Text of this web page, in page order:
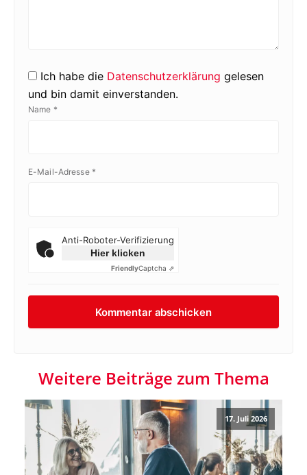
Ich habe die Datenschutzerklärung gelesen
und bin damit einverstanden.
Name *
E-Mail-Adresse *
Anti-Roboter-Verifizierung
Hier klicken
FriendlyCaptcha ⇗
Weitere Beiträge zum Thema
17. Juli 2026